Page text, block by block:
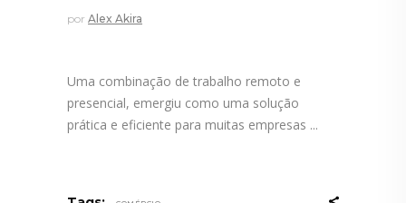
por Alex Akira
Uma combinação de trabalho remoto e
presencial, emergiu como uma solução
prática e eficiente para muitas empresas